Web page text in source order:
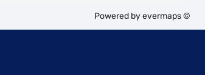
Powered byevermaps ©